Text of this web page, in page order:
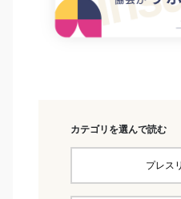
カテゴリを選んで読む
プレス